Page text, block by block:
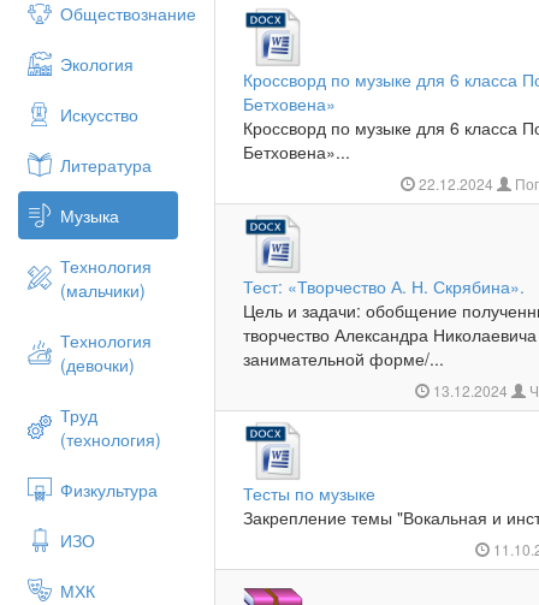
Обществознание
Экология
Искусство
Литература
Музыка
Технология
(мальчики)
Технология
(девочки)
Труд
(технология)
Физкультура
ИЗО
МХК
Кроссворд по музыке для 6 класса
Бетховена»
Кроссворд по музыке для 6 класса
Бетховена»...
22.12.2024
Тест: «Творчество А. Н. Скрябина».
Цель и задачи: обобщение
творчество Александра
занимательной форме/...
13.12.2024
Тесты по музыке
Закрепление темы "Вокальная и